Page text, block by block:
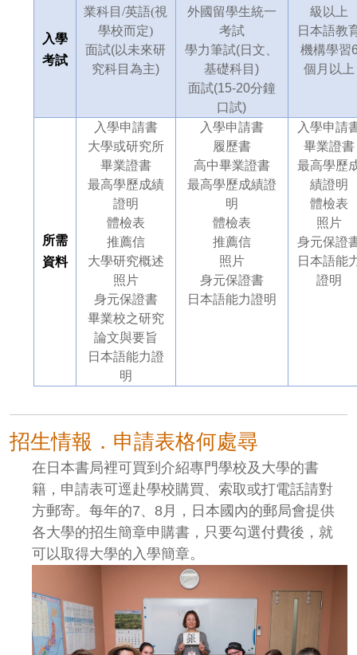
入學
考試
業科目/英語(視
學校而定)
面試(以未來研
究科目為主)
外國留學生統一
考試
學力筆試(日文、
基礎科目)
面試(15-20分鐘
口試)
級以上
日本語教
機構學習
個月以上
所需
資料
入學申請書
大學或研究所
畢業證書
最高學歷成績
證明
體檢表
推薦信
大學研究概述
照片
身元保證書
畢業校之研究
論文與要旨
日本語能力證
明
入學申請書
履歷書
高中畢業證書
最高學歷成績證
明
體檢表
推薦信
照片
身元保證書
日本語能力證明
入學申請
畢業證書
最高學歷
績證明
體檢表
照片
身元保證
日本語能
證明
招生情報．申請表格何處尋
在日本書局裡可買到介紹專門學校及大學的書
籍，申請表可逕赴學校購買、索取或打電話請對
方郵寄。每年的7、8 月，日本國內的郵局會提供
各大學的招生簡章申購書，只要勾選付費後，就
可以取得大學的入學簡章。